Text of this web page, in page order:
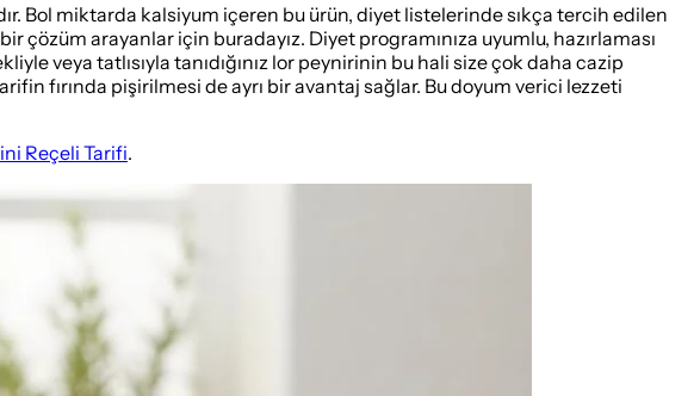
Bol miktarda kalsiyum içeren bu ürün, diyet listelerinde sıkça tercih edilen
çözüm arayanlar için buradayız. Diyet programınıza uyumlu, hazırlaması
veya tatlısıyla tanıdığınız lor peynirinin bu hali size çok daha cazip
fırında pişirilmesi de ayrı bir avantaj sağlar. Bu doyum verici lezzeti
Reçeli Tarifi.